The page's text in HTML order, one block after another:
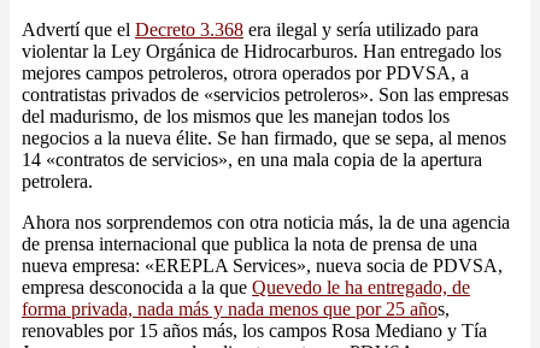
Advertí que el Decreto 3.368 era ilegal y sería utilizado para
violentar la Ley Orgánica de Hidrocarburos. Han entregado los
mejores campos petroleros, otrora operados por PDVSA, a
contratistas privados de «servicios petroleros». Son las empresas
del madurismo, de los mismos que les manejan todos los
negocios a la nueva élite. Se han firmado, que se sepa, al menos
14 «contratos de servicios», en una mala copia de la apertura
petrolera.
Ahora nos sorprendemos con otra noticia más, la de una agencia
de prensa internacional que publica la nota de prensa de una
nueva empresa: «EREPLA Services», nueva socia de PDVSA,
empresa desconocida a la que Quevedo le ha entregado, de
forma privada, nada más y nada menos que por 25 años,
renovables por 15 años más, los campos Rosa Mediano y Tía